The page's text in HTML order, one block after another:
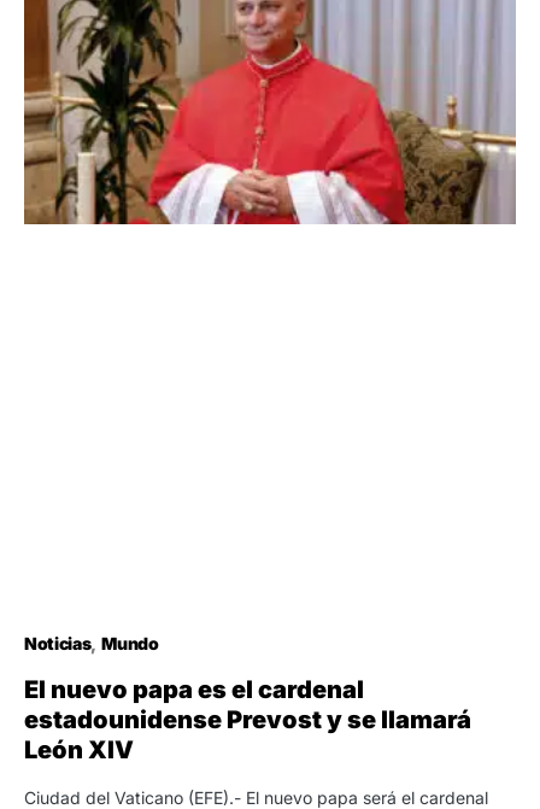
Noticias Mundo
El nuevo papa es el cardenal
estadounidense Prevost y se llamará
León XIV
Ciudad del Vaticano (EFE).- El nuevo papa será el cardenal